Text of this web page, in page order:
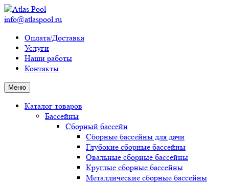
info@atlaspool.ru
Оплата/Доставка
Услуги
Наши работы
Контакты
Меню
Каталог товаров
Бассейны
Сборный бассейн
Сборные бассейны для дачи
Глубокие сборные бассейны
Овальные сборные бассейны
Круглые сборные бассейны
Металлические сборные бассейны